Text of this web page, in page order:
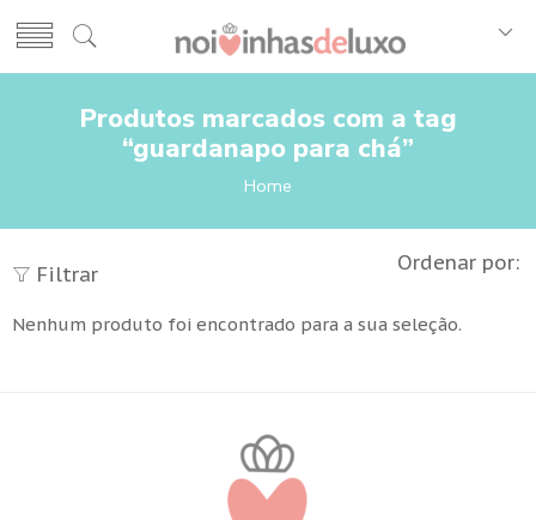
Produtos marcados com a tag
“guardanapo para chá”
Home
Filtrar Ordenar por:
Nenhum produto foi encontrado para a sua seleção.